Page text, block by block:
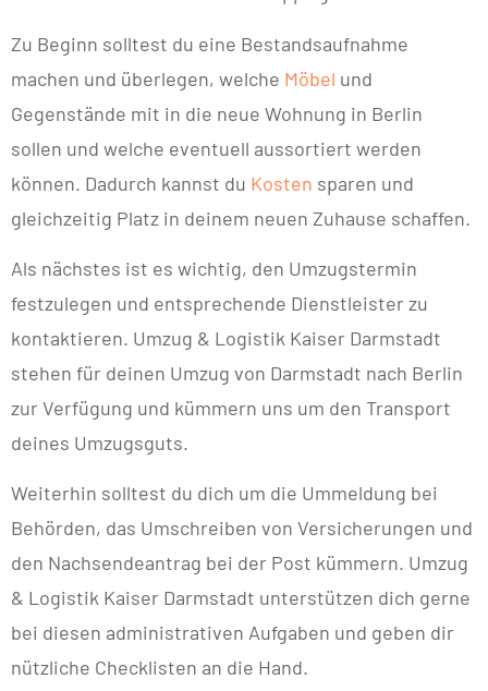
Zu Beginn solltest du eine Bestandsaufnahme
machen und überlegen, welche Möbel und
Gegenstände mit in die neue Wohnung in Berlin
sollen und welche eventuell aussortiert werden
können. Dadurch kannst du Kosten sparen und
gleichzeitig Platz in deinem neuen Zuhause schaffen.
Als nächstes ist es wichtig, den Umzugstermin
festzulegen und entsprechende Dienstleister zu
kontaktieren. Umzug & Logistik Kaiser Darmstadt
stehen für deinen Umzug von Darmstadt nach Berlin
zur Verfügung und kümmern uns um den Transport
deines Umzugsguts.
Weiterhin solltest du dich um die Ummeldung bei
Behörden, das Umschreiben von Versicherungen und
den Nachsendeantrag bei der Post kümmern. Umzug
& Logistik Kaiser Darmstadt unterstützen dich gerne
bei diesen administrativen Aufgaben und geben dir
nützliche Checklisten an die Hand.